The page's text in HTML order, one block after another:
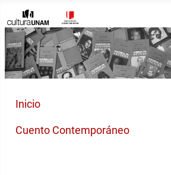
Inicio
Cuento Contemporáneo